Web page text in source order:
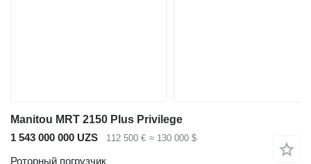
Manitou MRT 2150 Plus Privilege
1 543 000 000 UZS
112 500 € ≈ 130 000 $
Роторный погрузчик